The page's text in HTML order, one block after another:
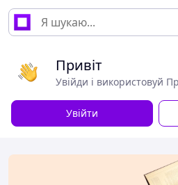
Привіт
Увійди і використовуй
Увійти